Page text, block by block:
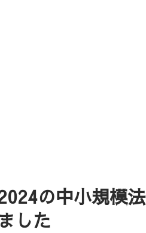
の中小規模法
した